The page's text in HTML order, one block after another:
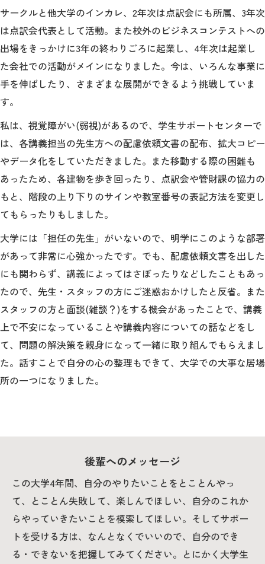
サークルと他大学のインカレ、2年次は点訳会にも所属、3年次
は点訳会代表として活動。また校外のビジネスコンテストへの
出場をきっかけに3年の終わりごろに起業し、4年次は起業し
た会社での活動がメインになりました。今は、いろんな事業に
手を伸ばしたり、さまざまな展開ができるよう挑戦していま
す。
私は、視覚障がい(弱視)があるので、学生サポートセンターで
は、各講義担当の先生方への配慮依頼文書の配布、拡大コピー
やデータ化をしていただきました。また移動する際の困難も
あったため、各建物を歩き回ったり、点訳会や管財課の協力の
もと、階段の上り下りのサインや教室番号の表記方法を変更し
てもらったりもしました。
大学には「担任の先生」がいないので、明学にこのような部署
があって非常に心強かったです。でも、配慮依頼文書を出した
にも関わらず、講義によってはさぼったりなどしたこともあっ
たので、先生・スタッフの方にご迷惑おかけしたと反省。また
スタッフの方と面談(雑談？)をする機会があったことで、講義
上で不安になっていることや講義内容についての話などをし
て、問題の解決策を親身になって一緒に取り組んでもらえまし
た。話すことで自分の心の整理もできて、大学での大事な居場
所の一つになりました。
後輩へのメッセージ
この大学4年間、自分のやりたいことをとことんやっ
て、とことん失敗して、楽しんでほしい、自分のこれか
らやっていきたいことを模索してほしい。そしてサポー
トを受ける方は、なんとなくでいいので、自分のでき
る・できないを把握してみてください。とにかく大学生